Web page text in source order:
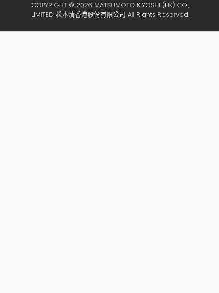
COPYRIGHT © 2026 MATSUMOTO KIYOSHI (HK) CO.,
LIMITED 松本清香港股份有限公司 All Rights Reserved.